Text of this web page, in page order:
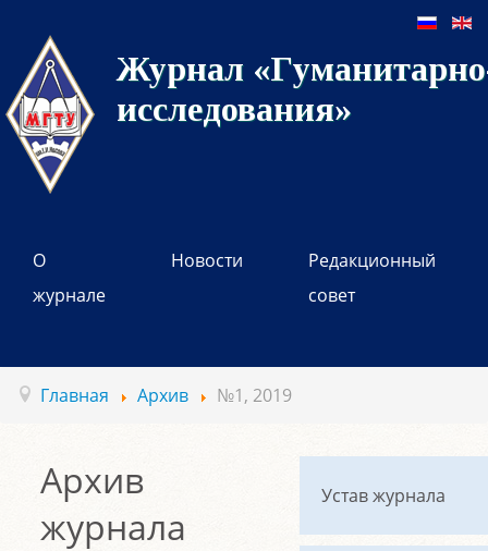
Журнал
исследования»
О
журнале
Новости
Редакционный
совет
Главная Архив №1, 2019
Архив
журнала
Устав журнала